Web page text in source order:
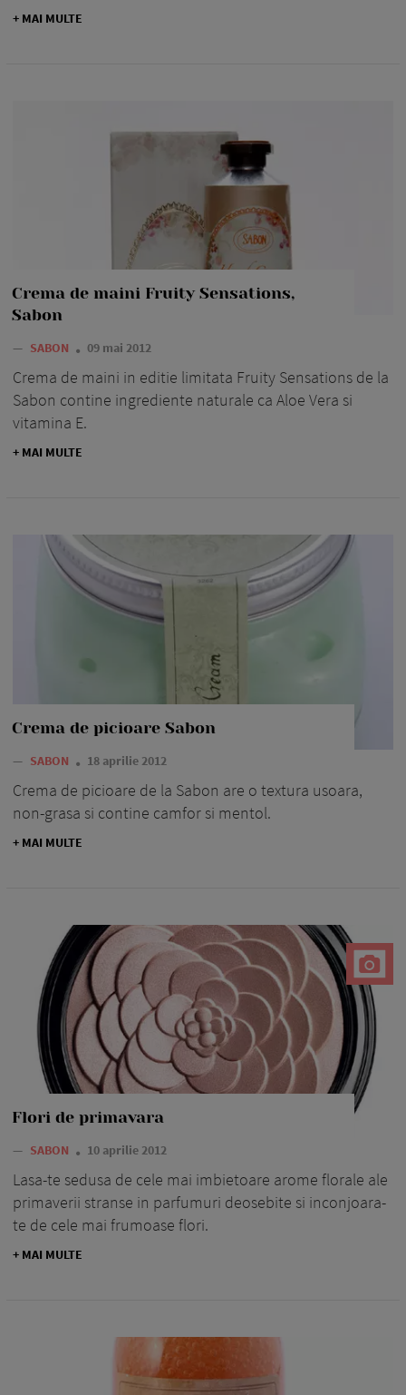
+ MAI MULTE
Crema de maini Fruity Sensations,
Sabon
— SABON 09 mai 2012
Crema de maini in editie limitata Fruity Sensations de la
Sabon contine ingrediente naturale ca Aloe Vera si
vitamina E.
+ MAI MULTE
Crema de picioare Sabon
— SABON 18 aprilie 2012
Crema de picioare de la Sabon are o textura usoara,
non-grasa si contine camfor si mentol.
+ MAI MULTE
Flori de primavara
— SABON 10 aprilie 2012
Lasa-te sedusa de cele mai imbietoare arome florale ale
primaverii stranse in parfumuri deosebite si inconjoara-
te de cele mai frumoase flori.
+ MAI MULTE